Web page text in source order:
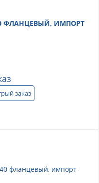
ФЛАНЦЕВЫЙ, ИМПОРТ
заказ